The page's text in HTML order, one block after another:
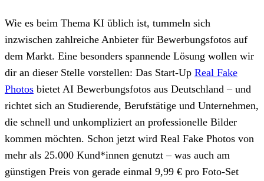
Wie es beim Thema KI üblich ist, tummeln sich
inzwischen zahlreiche Anbieter für Bewerbungsfotos auf
dem Markt. Eine besonders spannende Lösung wollen wir
dir an dieser Stelle vorstellen: Das Start-Up Real Fake
Photos bietet AI Bewerbungsfotos aus Deutschland – und
richtet sich an Studierende, Berufstätige und Unternehmen,
die schnell und unkompliziert an professionelle Bilder
kommen möchten. Schon jetzt wird Real Fake Photos von
mehr als 25.000 Kund*innen genutzt – was auch am
günstigen Preis von gerade einmal 9,99 € pro Foto-Set